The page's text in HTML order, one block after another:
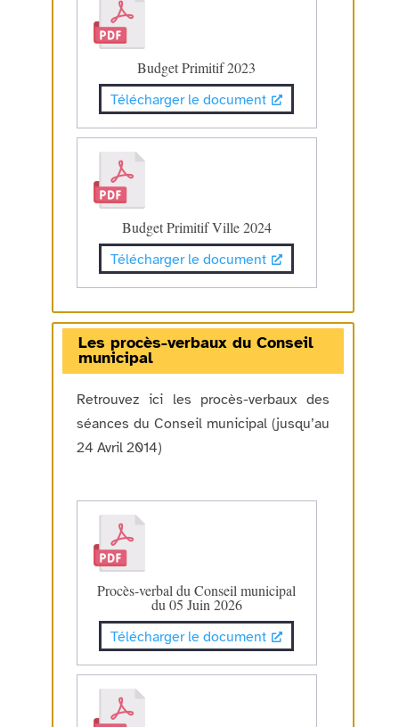
Budget Primitif 2023
Télécharger le document
Budget Primitif Ville 2024
Télécharger le document
Les procès-verbaux du Conseil
municipal
Retrouvez ici les procès-verbaux des
séances du Conseil municipal (jusqu’au
24 Avril 2014)
Procès-verbal du Conseil municipal
du 05 Juin 2026
Télécharger le document